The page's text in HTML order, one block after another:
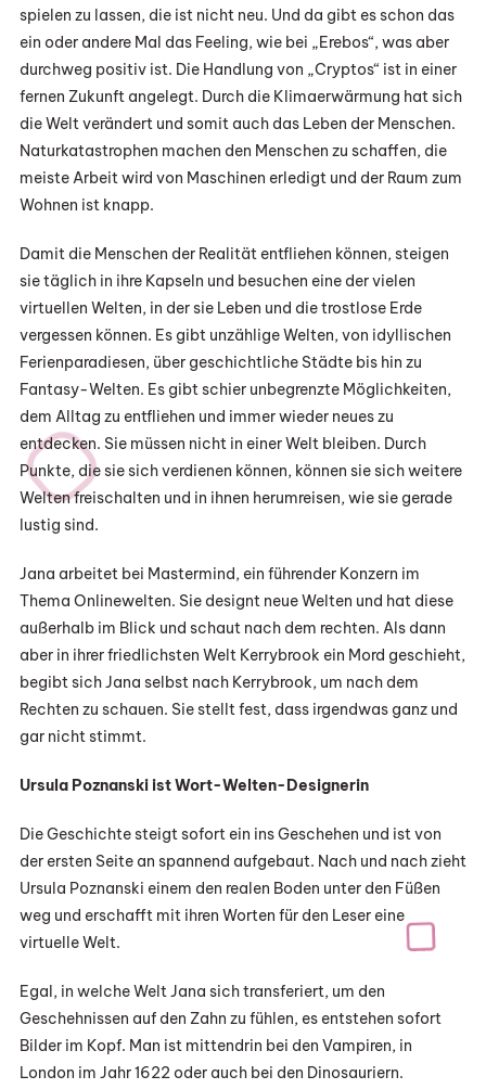
spielen zu lassen, die ist nicht neu. Und da gibt es schon das
ein oder andere Mal das Feeling, wie bei „Erebos“, was aber
durchweg positiv ist. Die Handlung von „Cryptos“ ist in einer
fernen Zukunft angelegt. Durch die Klimaerwärmung hat sich
die Welt verändert und somit auch das Leben der Menschen.
Naturkatastrophen machen den Menschen zu schaffen, die
meiste Arbeit wird von Maschinen erledigt und der Raum zum
Wohnen ist knapp.
Damit die Menschen der Realität entfliehen können, steigen
sie täglich in ihre Kapseln und besuchen eine der vielen
virtuellen Welten, in der sie Leben und die trostlose Erde
vergessen können. Es gibt unzählige Welten, von idyllischen
Ferienparadiesen, über geschichtliche Städte bis hin zu
Fantasy-Welten. Es gibt schier unbegrenzte Möglichkeiten,
dem Alltag zu entfliehen und immer wieder neues zu
entdecken. Sie müssen nicht in einer Welt bleiben. Durch
Punkte, die sie sich verdienen können, können sie sich weitere
Welten freischalten und in ihnen herumreisen, wie sie gerade
lustig sind.
Jana arbeitet bei Mastermind, ein führender Konzern im
Thema Onlinewelten. Sie designt neue Welten und hat diese
außerhalb im Blick und schaut nach dem rechten. Als dann
aber in ihrer friedlichsten Welt Kerrybrook ein Mord geschieht,
begibt sich Jana selbst nach Kerrybrook, um nach dem
Rechten zu schauen. Sie stellt fest, dass irgendwas ganz und
gar nicht stimmt.
Ursula Poznanski ist Wort-Welten-Designerin
Die Geschichte steigt sofort ein ins Geschehen und ist von
der ersten Seite an spannend aufgebaut. Nach und nach zieht
Ursula Poznanski einem den realen Boden unter den Füßen
weg und erschafft mit ihren Worten für den Leser eine
virtuelle Welt.
Egal, in welche Welt Jana sich transferiert, um den
Geschehnissen auf den Zahn zu fühlen, es entstehen sofort
Bilder im Kopf. Man ist mittendrin bei den Vampiren, in
London im Jahr 1622 oder auch bei den Dinosauriern.